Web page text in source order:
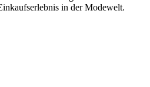
in der Modewelt.